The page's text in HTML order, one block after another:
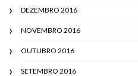
DEZEMBRO 2016
NOVEMBRO 2016
OUTUBRO 2016
SETEMBRO 2016